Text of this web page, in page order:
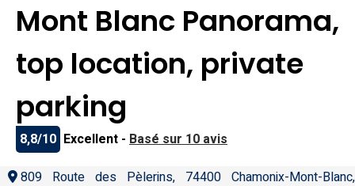
Mont Blanc Panorama,
top location, private
parking
8,8/10 Excellent - Basé sur 10 avis
809 Route des Pèlerins, 74400 Chamonix-Mont-Blanc,